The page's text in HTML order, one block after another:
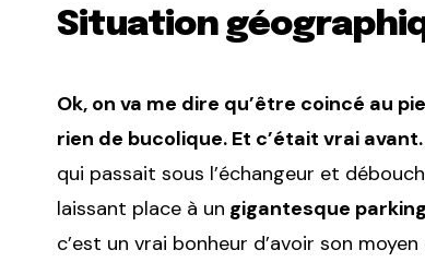
Situation
Ok, on va me dire qu’être coincé au
rien de bucolique. Et c’était vrai avant.
qui passait sous l’échangeur et
laissant place à un gigantesque
c’est un vrai bonheur d’avoir son